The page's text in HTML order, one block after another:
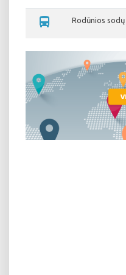
directions_bus Rodūnios sodų